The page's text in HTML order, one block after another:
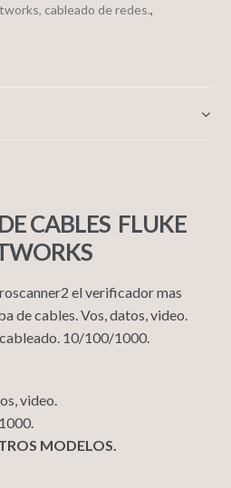
cableado de redes.,
CABLES FLUKE
el verificador mas
de cables. Vos, datos, video.
10/100/1000.
video.
MODELOS.